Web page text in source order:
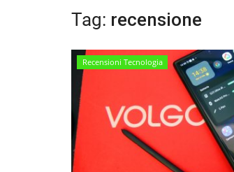
Tag: recensione
Recensioni Tecnologia